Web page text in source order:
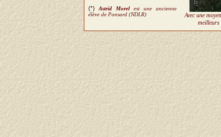
(*)
Astrid Morel est une ancienne
élève de Ponsard (NDLR)
Avec une
meilleurs